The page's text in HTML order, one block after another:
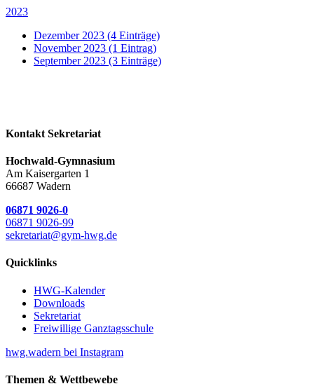
2023
Dezember 2023 (4 Einträge)
November 2023 (1 Eintrag)
September 2023 (3 Einträge)
Kontakt Sekretariat
Hochwald-Gymnasium
Am Kaisergarten 1
66687 Wadern
06871 9026-0
06871 9026-99
sekretariat@gym-hwg.de
Quicklinks
HWG-Kalender
Downloads
Sekretariat
Freiwillige Ganztagsschule
hwg.wadern bei Instagram
Themen & Wettbewebe